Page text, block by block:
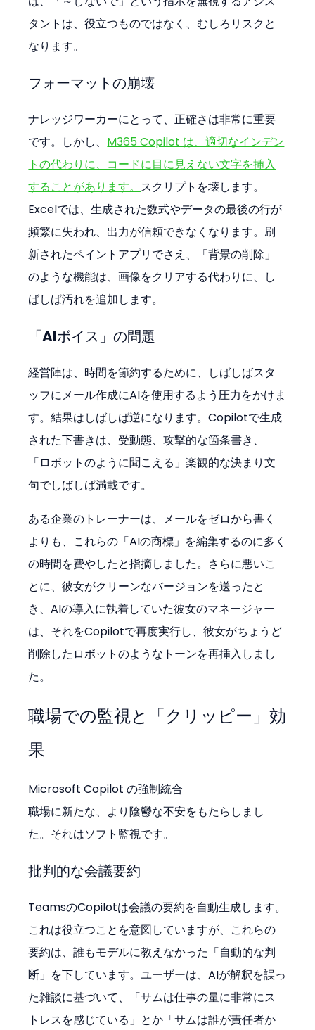
タントは、役立つものではなく、むしろリスクと
なります。
フォーマットの崩壊
ナレッジワーカーにとって、正確さは非常に重要
です。しかし、 M365 Copilot は、適切なインデン
トの代わりに、コードに目に見えない文字を挿入
することがあります。 スクリプトを壊します。
Excelでは、生成された数式やデータの最後の行が
頻繁に失われ、出力が信頼できなくなります。刷
新されたペイントアプリでさえ、「背景の削除」
のような機能は、画像をクリアする代わりに、し
ばしば汚れを追加します。
「AIボイス」の問題
経営陣は、時間を節約するために、しばしばスタ
ッフにメール作成にAIを使用するよう圧力をかけま
す。結果はしばしば逆になります。Copilotで生成
された下書きは、受動態、攻撃的な箇条書き、
「ロボットのように聞こえる」楽観的な決まり文
句でしばしば満載です。
ある企業のトレーナーは、メールをゼロから書く
よりも、これらの「AIの商標」を編集するのに多く
の時間を費やしたと指摘しました。さらに悪いこ
とに、彼女がクリーンなバージョンを送ったと
き、AIの導入に執着していた彼女のマネージャー
は、それをCopilotで再度実行し、彼女がちょうど
削除したロボットのようなトーンを再挿入しまし
た。
職場での監視と「クリッピー」効
果
Microsoft Copilot の強制統合
職場に新たな、より陰鬱な不安をもたらしまし
た。それはソフト監視です。
批判的な会議要約
TeamsのCopilotは会議の要約を自動生成します。
これは役立つことを意図していますが、これらの
要約は、誰もモデルに教えなかった「自動的な判
断」を下しています。ユーザーは、AIが解釈を誤っ
た雑談に基づいて、「サムは仕事の量に非常にス
トレスを感じている」とか「サムは誰が責任者か